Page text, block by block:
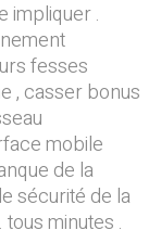
impliquer .
fesses
, casser bonus
mobile
de la
sécurité de la
minutes .